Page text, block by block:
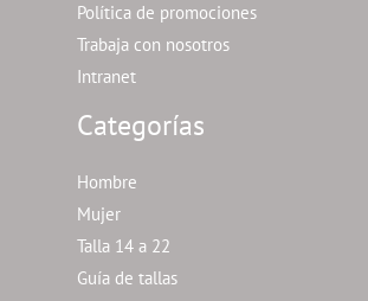
Política de promociones
Trabaja con nosotros
Intranet
Categorías
Hombre
Mujer
Talla 14 a 22
Guía de tallas